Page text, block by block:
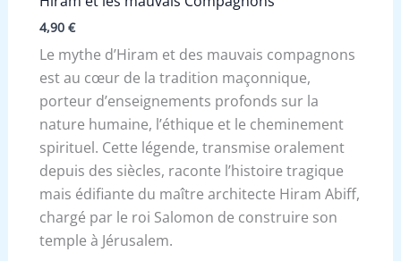
4,90 €
Le mythe d’Hiram et des mauvais compagnons
est au cœur de la tradition maçonnique,
porteur d’enseignements profonds sur la
nature humaine, l’éthique et le cheminement
spirituel. Cette légende, transmise oralement
depuis des siècles, raconte l’histoire tragique
mais édifiante du maître architecte Hiram Abiff,
chargé par le roi Salomon de construire son
temple à Jérusalem.